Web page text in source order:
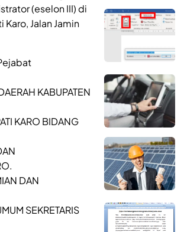
(eselon III) di
Jalan Jamin
KABUPATEN
KARO BIDANG
DAN
SEKRETARIS